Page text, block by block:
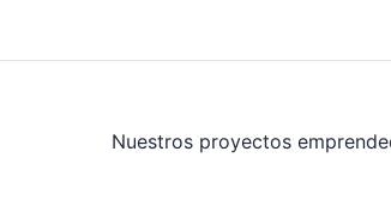
Nuestros proyectos